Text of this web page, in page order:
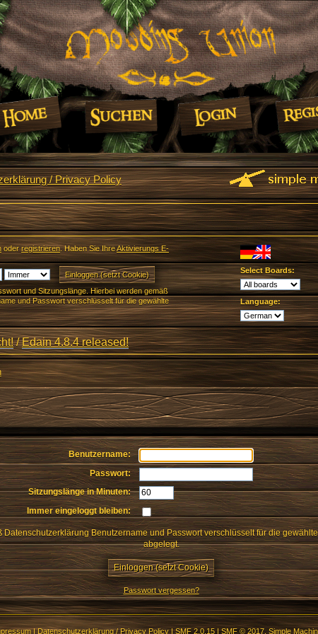
/ Privacy Policy
oderregistrieren. Haben Sie IhreAktivierungs E-
und Sitzungslänge. Hierbei werden gemäß
und Passwort verschlüsselt für die gewählte
Select Boards:
Language:
/Edain 4.8.4 released!
Benutzername:
Passwort:
Sitzungslänge in Minuten:
Immer eingeloggt bleiben:
Benutzername und Passwort verschlüsselt für die
abgelegt.
Passwort vergessen?
|Datenschutzerklärung / Privacy Policy|SMF 2.0.15 |SMF © 2017 Simple